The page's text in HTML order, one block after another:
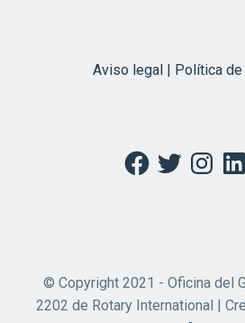
Aviso legal | Política
Facebook
TwitterInstagram
© Copyright 2021 - Oficina del
2202 de Rotary International |